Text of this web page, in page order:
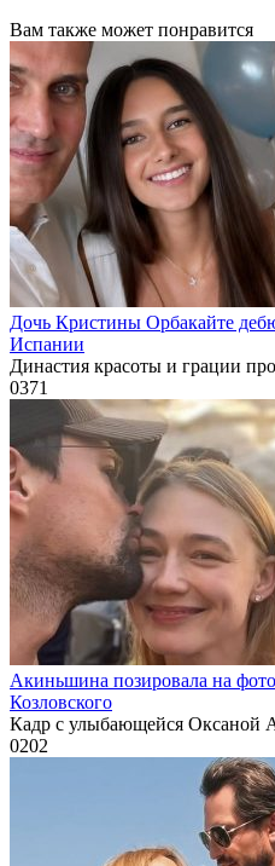
Вам также может понравится
Дочь Кристины Орбакайте
Испании
Династия красоты и грации
0371
Акиньшина позировала на
Козловского
Кадр с улыбающейся Оксаной
0202